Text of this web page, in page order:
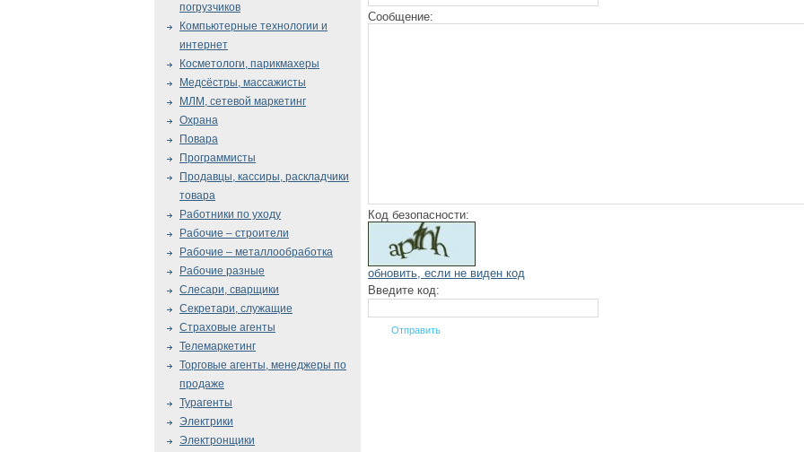
Сообщение:
Код безопасности:
обновить, если не виден код
Введите код:
погрузчиков
Компьютерные технологии и
интернет
Косметологи, парикмахеры
Медсёстры, массажисты
МЛМ, сетевой маркетинг
Охрана
Повара
Программисты
Продавцы, кассиры, раскладчики
товара
Работники по уходу
Рабочие – строители
Рабочие – металлообработка
Рабочие разные
Слесари, сварщики
Секретари, служащие
Страховые агенты
Телемаркетинг
Торговые агенты, менеджеры по
продаже
Турагенты
Электрики
Электронщики